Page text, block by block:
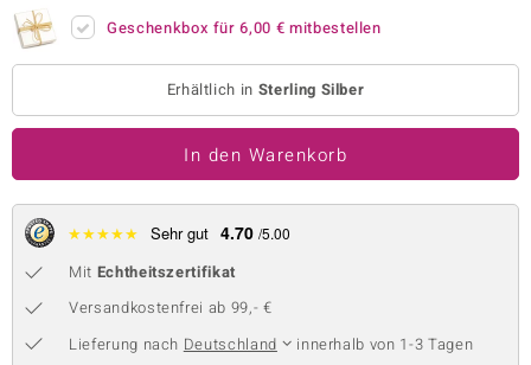
BY DE MELO
Collection
Geschenkbox für6,00 € mitbestellen
Erhältlich in Sterling Silber
In den Warenkorb
★★★★★ Sehr gut 4.70 /5.00
Mit Echtheitszertifikat
Versandkostenfrei ab 99,- €
Lieferung nach Deutschland
innerhalb von 1-3 Tagen